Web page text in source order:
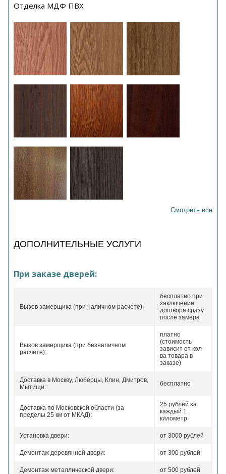
Отделка МДФ ПВХ
Смотреть все
ДОПОЛНИТЕЛЬНЫЕ УСЛУГИ
При заказе дверей:
Вызов замерщика (при наличном расчете):
бесплатно при
заключении
договора сразу
после замера
Вызов замерщика (при безналичном
расчете):
платно
(стоимость
зависит от кол-
ва товара в
заказе)
Доставка в Москву, Люберцы, Клин, Дмитров,
Мытищи:
бесплатно
Доставка по Московской области (за
пределы 25 км от МКАД):
25 рублей за
каждый 1
километр
Установка двери: от 3000 рублей
Демонтаж деревянной двери: от 300 рублей
Демонтаж металлической двери: от 500 рублей